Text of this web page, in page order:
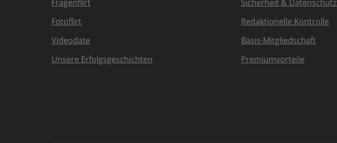
Fragenflirt
Fotoflirt
Videodate
Unsere Erfolgsgeschichten
Sicherheit & Datenschutz
Redaktionelle Kontrolle
Basis-Mitgliedschaft
Premiumvorteile